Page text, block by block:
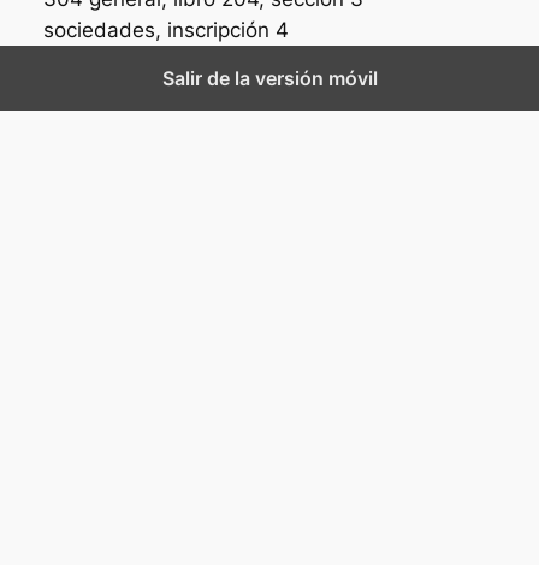
sociedades, inscripción 4
Salir de la versión móvil